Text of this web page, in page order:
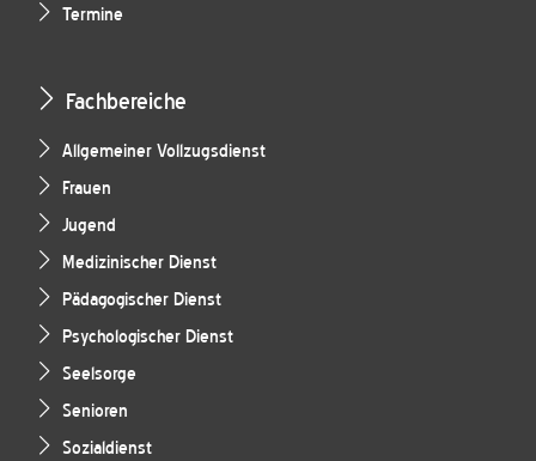
Termine
Fachbereiche
Allgemeiner Vollzugsdienst
Frauen
Jugend
Medizinischer Dienst
Pädagogischer Dienst
Psychologischer Dienst
Seelsorge
Senioren
Sozialdienst